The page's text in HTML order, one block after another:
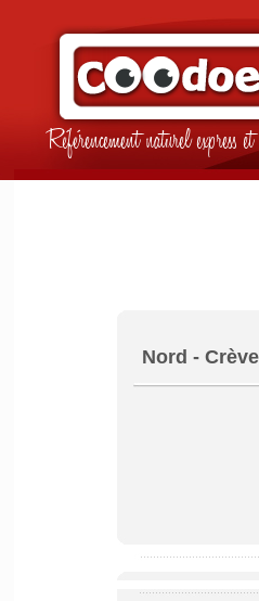
Référencement naturel
Nord -